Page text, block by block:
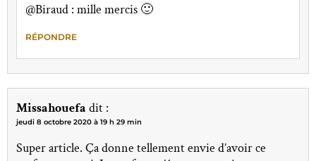
@Biraud : mille mercis 🙂
RÉPONDRE
Missahouefa dit :
jeudi 8 octobre 2020 à 19 h 29 min
Super article. Ça donne tellement envie d’avoir ce